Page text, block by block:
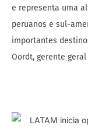
e representa uma
peruanos e sul-
importantes
Oordt, gerente geral